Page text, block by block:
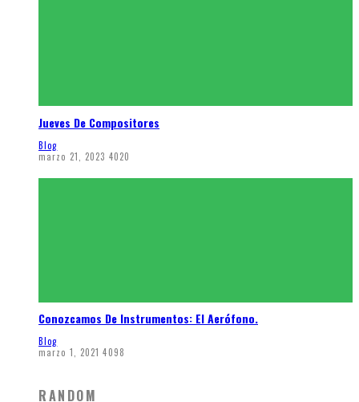
Jueves De Compositores
Blog
marzo 21, 2023 4020
Conozcamos De Instrumentos: El Aerófono.
Blog
marzo 1, 2021 4098
RANDOM